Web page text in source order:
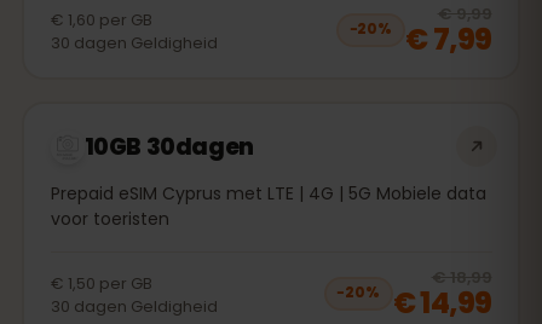
€ 1,60 per GB
30 dagen Geldigheid
−20%
€ 9,99
€ 7,99
10GB 30dagen
Prepaid eSIM Cyprus met LTE | 4G | 5G Mobiele data
voor toeristen
€ 1,50 per GB
30 dagen Geldigheid
−20%
€ 18,99
€ 14,99